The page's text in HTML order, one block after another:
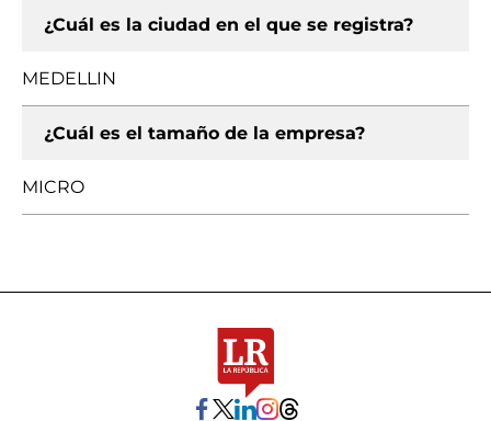
¿Cuál es la ciudad en el que se registra?
MEDELLIN
¿Cuál es el tamaño de la empresa?
MICRO